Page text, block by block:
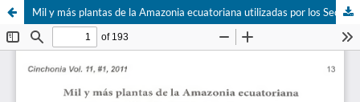
Mil y más plantas de la Amazonia ecuatoriana utilizadas por los Secoyas